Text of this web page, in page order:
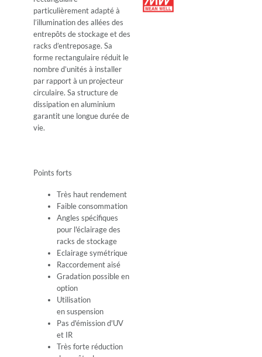
particulièrement adapté à
l’illumination des allées des
entrepôts de stockage et des
racks d’entreposage. Sa
forme rectangulaire réduit le
nombre d’unités à installer
par rapport à un projecteur
circulaire. Sa structure de
dissipation en aluminium
garantit une longue durée de
vie.
Points forts
Très haut rendement
Faible consommation
Angles spécifiques
pour l'éclairage des
racks de stockage
Eclairage symétrique
Raccordement aisé
Gradation possible en
option
Utilisation
en suspension
Pas d'émission d'UV
et IR
Très forte réduction